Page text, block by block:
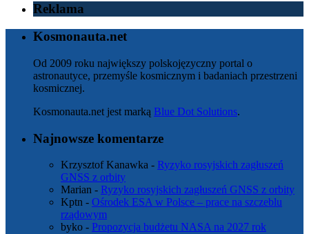
Reklama
Kosmonauta.net
Od 2009 roku największy polskojęzyczny portal o
astronautyce, przemyśle kosmicznym i badaniach przestrzeni
kosmicznej.
Kosmonauta.net jest marką Blue Dot Solutions.
Najnowsze komentarze
Krzysztof Kanawka - Ryzyko rosyjskich zagłuszeń
GNSS z orbity
Marian - Ryzyko rosyjskich zagłuszeń GNSS z orbity
Kptn - Ośrodek ESA w Polsce – prace na szczeblu
rządowym
byko - Propozycja budżetu NASA na 2027 rok